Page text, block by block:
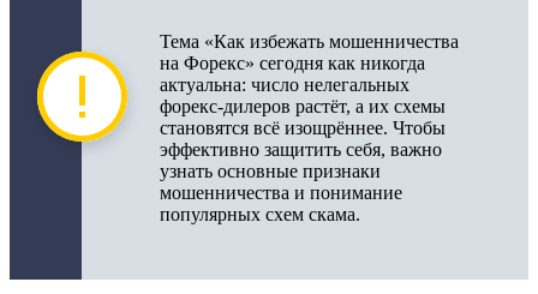
Тема «Как избежать мошенничества
на Форекс» сегодня как никогда
актуальна: число нелегальных
форекс-дилеров растёт, а их схемы
становятся всё изощрённее. Чтобы
эффективно защитить себя, важно
узнать основные признаки
мошенничества и понимание
популярных схем скама.